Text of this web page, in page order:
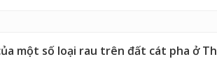
một số loại rau trên đất cát pha ở